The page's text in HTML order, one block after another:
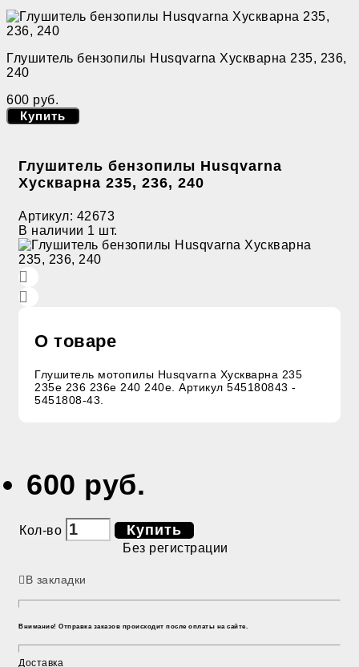
Глушитель бензопилы Husqvarna Хускварна 235, 236,
240
600 руб.
Купить
Глушитель бензопилы Husqvarna
Хускварна 235, 236, 240
Артикул: 42673
В наличии 1 шт.
О товаре
Глушитель мотопилы Husqvarna Хускварна 235
235e 236 236e 240 240e. Артикул 545180843 -
5451808-43.
600 руб.
Кол-во Купить
Без регистрации
В закладки
Внимание! Отправка заказов происходит после оплаты на сайте.
Доставка